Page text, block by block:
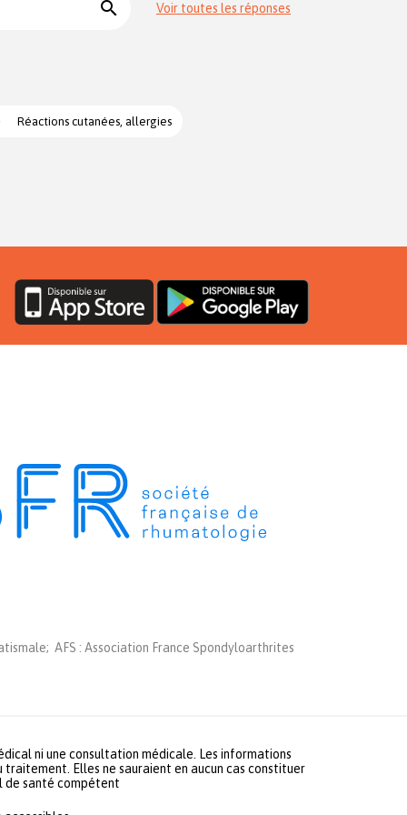
search Voir toutes les réponses
Réactions cutanées, allergies
AFS : Association France Spondyloarthrites
ni une consultation médicale. Les informations
Elles ne sauraient en aucun cas constituer
de santé compétent